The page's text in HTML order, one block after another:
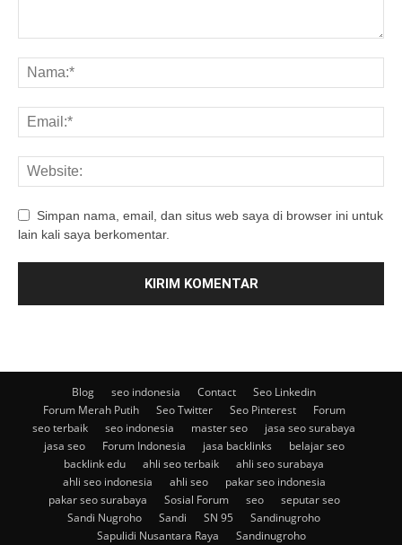
Simpan nama, email, dan situs web saya di browser ini untuk
lain kali saya berkomentar.
Blog seo indonesia Contact
Seo Linkedin
Forum Merah Putih
Seo Twitter Seo Pinterest
Forum
seo terbaik
seo indonesia master seo
jasa seo surabaya
jasa seo
Forum Indonesia jasa backlinks
belajar seo
backlink edu
ahli seo terbaik
ahli seo surabaya
ahli seo indonesia
ahli seo
pakar seo indonesia
pakar seo surabaya
Sosial Forum seo
seputar seo
Sandi Nugroho
Sandi SN 95
Sandinugroho
Sapulidi Nusantara Raya
Sandinugroho